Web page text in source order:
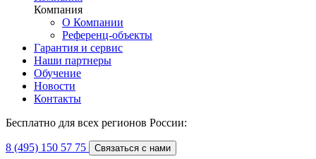
Компания
О Компании
Референц-объекты
Гарантия и сервис
Наши партнеры
Обучение
Новости
Контакты
Бесплатно для всех регионов России:
8 (495) 150 57 75 Связаться с нами